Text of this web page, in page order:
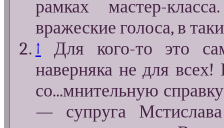
рамках мастер-
вражеские голоса, в
↑
Для кого-то это
наверняка не для
со...мнительную
— супруга Мстислава